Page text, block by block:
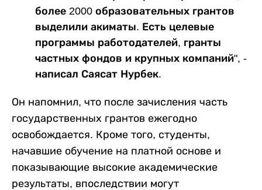
более 2000 образовательных грантов
выделили акиматы. Есть целевые
программы работодателей, гранты
частных фондов и крупных компаний", -
написал Саясат Нурбек.
Он напомнил, что после зачисления часть
государственных грантов ежегодно
освобождается. Кроме того, студенты,
начавшие обучение на платной основе и
показывающие высокие академические
результаты, впоследствии могут